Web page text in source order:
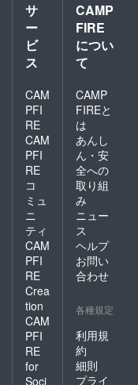
サ
ー
ビ
ス
CAM
PFI
RE
CAM
PFI
RE
コ
ミュ
ニ
ティ
CAM
PFI
RE
Crea
tion
CAM
PFI
RE
for
Soci
CAMP
FIRE
につい
て
CAMP
FIREと
は
あんし
ん・安
全への
取り組
み
ニュー
ス
ヘルプ
お問い
合わせ
各種規定
利用規
約
細則
プライ